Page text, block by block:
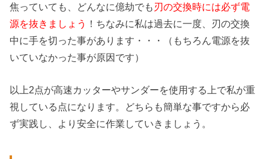
焦っていても、どんなに億劫でも 刃の交換時には必ず電
源を抜きましょう
！ちなみに私は過去に一度、刃の交換
中に手を切った事があります・・・（もちろん電源を抜
いていなかった事が原因です）
以上2点が高速カッターやサンダーを使用する上で私が重
視している点になります。どちらも簡単な事ですから必
ず実践し、より安全に作業していきましょう。